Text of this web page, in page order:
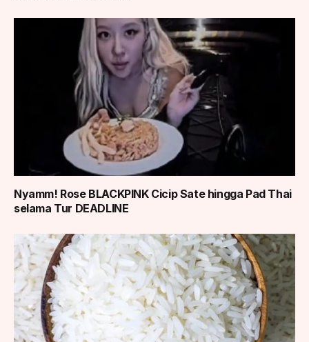
Nyamm! Rose BLACKPINK Cicip Sate hingga Pad Thai
selama Tur DEADLINE